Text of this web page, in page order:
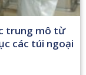
trung mô từ
các túi ngoại